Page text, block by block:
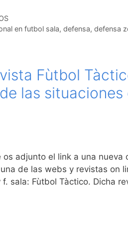
en futbol sala, defensa, defensa
Fùtbol
las situaciones
adjunto el link a una nueva
de las webs y revistas on
sala: Fùtbol Tàctico. Dicha